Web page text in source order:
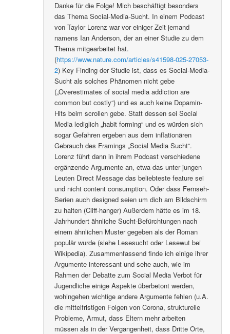
Danke für die Folge! Mich beschäftigt besonders
das Thema Social-Media-Sucht. In einem Podcast
von Taylor Lorenz war vor einiger Zeit jemand
namens Ian Anderson, der an einer Studie zu dem
Thema mitgearbeitet hat.
(https://www.nature.com/articles/s41598-025-27053-
2) Key Finding der Studie ist, dass es Social-Media-
Sucht als solches Phänomen nicht gebe
(„Overestimates of social media addiction are
common but costly“) und es auch keine Dopamin-
Hits beim scrollen gebe. Statt dessen sei Social
Media lediglich „habit forming“ und es würden sich
sogar Gefahren ergeben aus dem inflationären
Gebrauch des Framings „Social Media Sucht“.
Lorenz führt dann in ihrem Podcast verschiedene
ergänzende Argumente an, etwa das unter jungen
Leuten Direct Message das beliebteste feature sei
und nicht content consumption. Oder dass Fernseh-
Serien auch designed seien um dich am Bildschirm
zu halten (Cliff-hanger) Außerdem hätte es im 18.
Jahrhundert ähnliche Sucht-Befürchtungen nach
einem ähnlichen Muster gegeben als der Roman
populär wurde (siehe Lesesucht oder Lesewut bei
Wikipedia). Zusammenfassend finde ich einige ihrer
Argumente interessant und sehe auch, wie im
Rahmen der Debatte zum Social Media Verbot für
Jugendliche einige Aspekte überbetont werden,
wohingehen wichtige andere Argumente fehlen (u.A.
die mittelfristigen Folgen von Corona, strukturelle
Probleme, Armut, dass Eltern mehr arbeiten
müssen als in der Vergangenheit, dass Dritte Orte,